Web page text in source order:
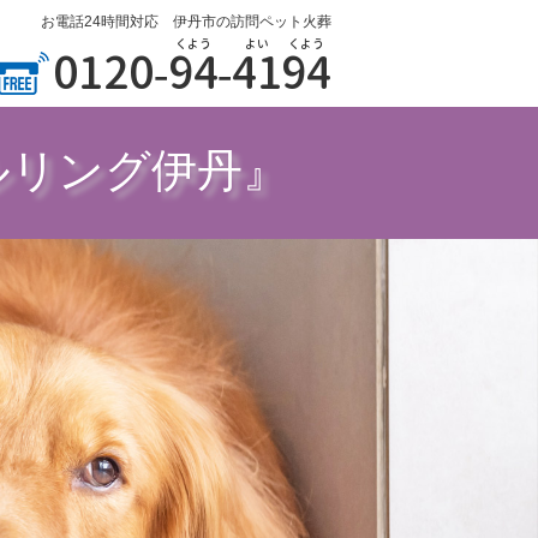
お電話24時間対応 伊丹市の訪問ペット火葬
0120-94
くよう -41
よい 94
くよう
ング伊丹』